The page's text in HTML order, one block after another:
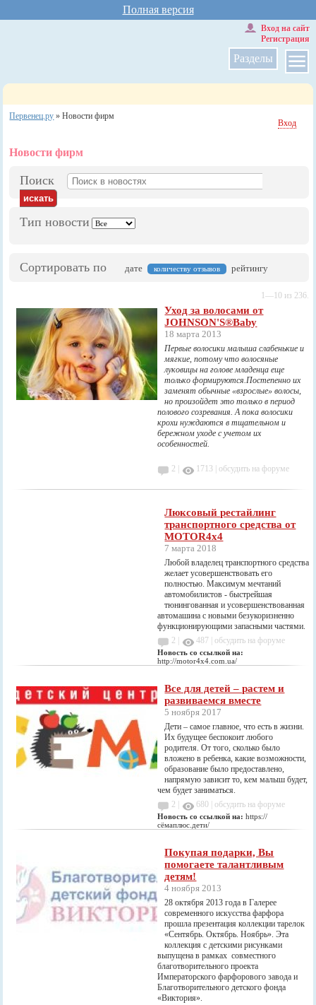
Полная версия
Разделы
Вход на сайт
Регистрация
Первенец.ру »Новости фирм
Вход
Новости фирм
Поиск
Тип новости
Сортировать по дате количеству отзывов рейтингу
1—10 из 236.
Уход за волосами от
JOHNSON'S®Baby
18 марта 2013
Первые волосики малыша слабенькие и
мягкие, потому что волосяные
луковицы на голове младенца еще
только формируются.Постепенно их
заменят обычные «взрослые» волосы,
но произойдет это только в период
полового созревания. А пока волосики
крохи нуждаются в тщательном и
бережном уходе с учетом их
особенностей.
2 | 1713 |обсудить на форуме
Люксовый рестайлинг
транспортного средства от
MOTOR4x4
7 марта 2018
Любой владелец транспортного средства
желает усовершенствовать его
полностью. Максимум мечтаний
автомобилистов - быстрейшая
тюнингованная и усовершенствованная
автомашина с новыми безукоризненно
функционирующими запасными частями.
2 |
487 |обсудить на форуме
Новость со ссылкой на:
http://motor4x4.com.ua/
Все для детей – растем и
развиваемся вместе
5 ноября 2017
Дети – самое главное, что есть в жизни.
Их будущее беспокоит любого
родителя. От того, сколько было
вложено в ребенка, какие возможности,
образование было предоставлено,
напрямую зависит то, кем малыш будет,
чем будет заниматься.
2 |
680 |обсудить на форуме
Новость со ссылкой на:https://
сёмаплюс.дети/
Покупая подарки, Вы
помогаете талантливым
детям!
4 ноября 2013
28 октября 2013 года в Галерее
современного искусства фарфора
прошла презентация коллекции тарелок
«Сентябрь. Октябрь. Ноябрь». Эта
коллекция с детскими рисунками
выпущена в рамках совместного
благотворительного проекта
Императорского фарфорового завода и
Благотворительного детского фонда
«Виктория».